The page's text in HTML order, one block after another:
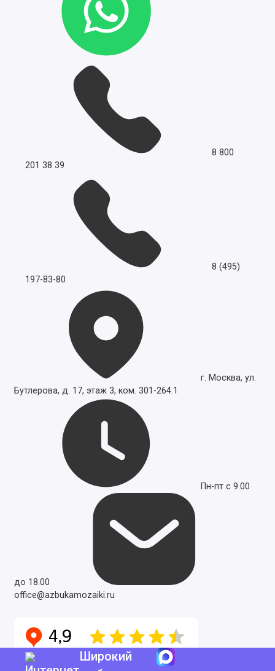
Широкий
8 800
201 38 39
8 (495)
197-83-80
г. Москва, ул.
Бутлерова, д. 17, этаж 3, ком. 301-264.1
Пн-пт с 9.00
до 18.00
office@azbukamozaiki.ru